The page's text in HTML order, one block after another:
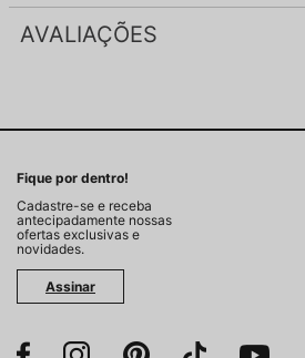
AVALIAÇÕES
Fique por dentro!
Cadastre-se e receba
antecipadamente nossas
ofertas exclusivas e
novidades.
Assinar